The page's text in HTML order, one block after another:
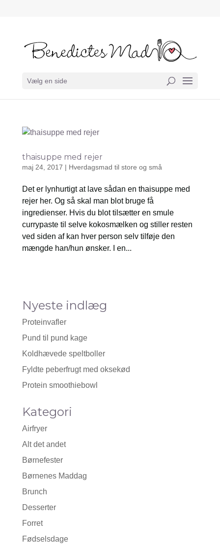
Vælg en side
thaisuppe med rejer
maj 24, 2017 | Hverdagsmad til store og små
Det er lynhurtigt at lave sådan en thaisuppe med
rejer her. Og så skal man blot bruge få
ingredienser. Hvis du blot tilsætter en smule
currypaste til selve kokosmælken og stiller resten
ved siden af kan hver person selv tilføje den
mængde han/hun ønsker. I en...
Nyeste indlæg
Proteinvafler
Pund til pund kage
Koldhævede speltboller
Fyldte peberfrugt med oksekød
Protein smoothiebowl
Kategori
Airfryer
Alt det andet
Børnefester
Børnenes Maddag
Brunch
Desserter
Forret
Fødselsdage